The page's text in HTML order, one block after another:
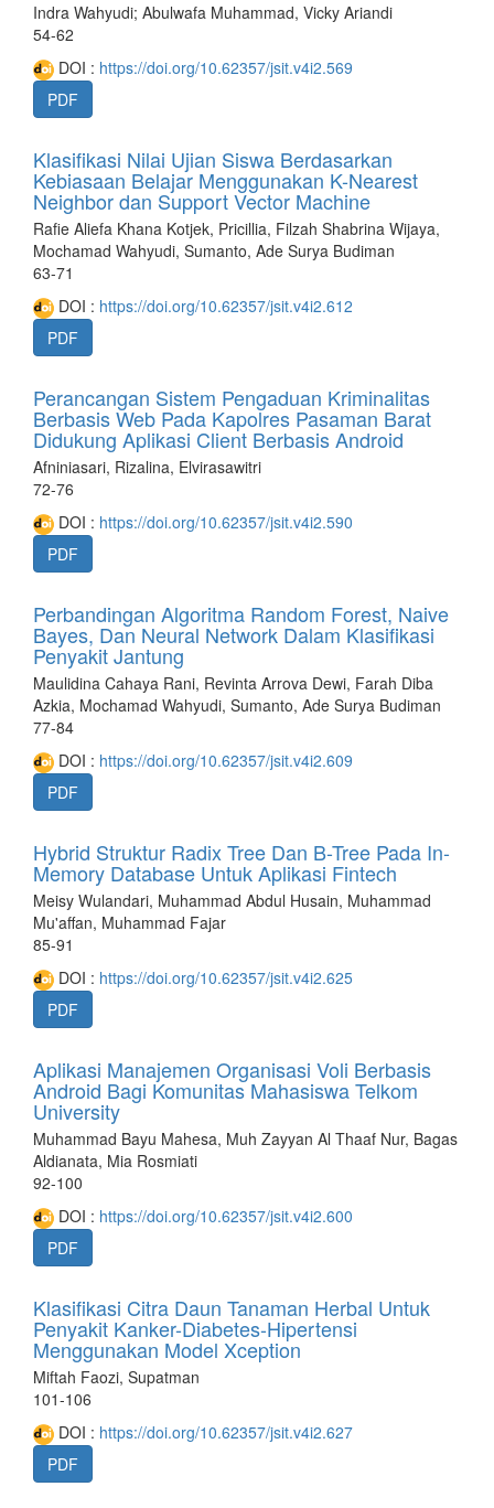
Indra Wahyudi; Abulwafa Muhammad, Vicky Ariandi
54-62
DOI : https://doi.org/10.62357/jsit.v4i2.569
PDF
Klasifikasi Nilai Ujian Siswa Berdasarkan
Kebiasaan Belajar Menggunakan K-Nearest
Neighbor dan Support Vector Machine
Rafie Aliefa Khana Kotjek, Pricillia, Filzah Shabrina Wijaya,
Mochamad Wahyudi, Sumanto, Ade Surya Budiman
63-71
DOI : https://doi.org/10.62357/jsit.v4i2.612
PDF
Perancangan Sistem Pengaduan Kriminalitas
Berbasis Web Pada Kapolres Pasaman Barat
Didukung Aplikasi Client Berbasis Android
Afniniasari, Rizalina, Elvirasawitri
72-76
DOI : https://doi.org/10.62357/jsit.v4i2.590
PDF
Perbandingan Algoritma Random Forest, Naive
Bayes, Dan Neural Network Dalam Klasifikasi
Penyakit Jantung
Maulidina Cahaya Rani, Revinta Arrova Dewi, Farah Diba
Azkia, Mochamad Wahyudi, Sumanto, Ade Surya Budiman
77-84
DOI : https://doi.org/10.62357/jsit.v4i2.609
PDF
Hybrid Struktur Radix Tree Dan B-Tree Pada In-
Memory Database Untuk Aplikasi Fintech
Meisy Wulandari, Muhammad Abdul Husain, Muhammad
Mu'affan, Muhammad Fajar
85-91
DOI : https://doi.org/10.62357/jsit.v4i2.625
PDF
Aplikasi Manajemen Organisasi Voli Berbasis
Android Bagi Komunitas Mahasiswa Telkom
University
Muhammad Bayu Mahesa, Muh Zayyan Al Thaaf Nur, Bagas
Aldianata, Mia Rosmiati
92-100
DOI : https://doi.org/10.62357/jsit.v4i2.600
PDF
Klasifikasi Citra Daun Tanaman Herbal Untuk
Penyakit Kanker-Diabetes-Hipertensi
Menggunakan Model Xception
Miftah Faozi, Supatman
101-106
DOI : https://doi.org/10.62357/jsit.v4i2.627
PDF